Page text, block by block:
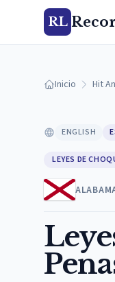
RL
Inicio Hit
ENGLISH
LEYES DE